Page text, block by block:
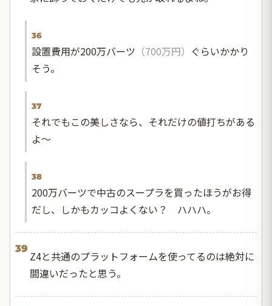
36
設置費用が200万バーツ （700万円） ぐらいかかり
そう。
37
それでもこの美しさなら、それだけの値打ちがある
よ〜
38
200万バーツで中古のスープラを買ったほうがお得
だし、しかもカッコよくない？ ハハハ。
39
Z4と共通のプラットフォームを使ってるのは絶対に
間違いだったと思う。